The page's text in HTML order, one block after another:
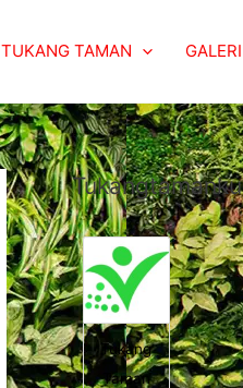
TUKANG TAMAN GALERI
Tukangtamanku
Tukang
Taman